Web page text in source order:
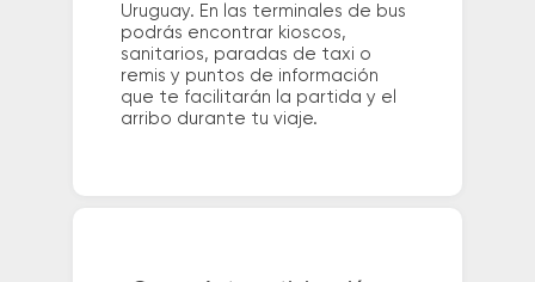
Uruguay. En las terminales de bus
podrás encontrar kioscos,
sanitarios, paradas de taxi o
remis y puntos de información
que te facilitarán la partida y el
arribo durante tu viaje.